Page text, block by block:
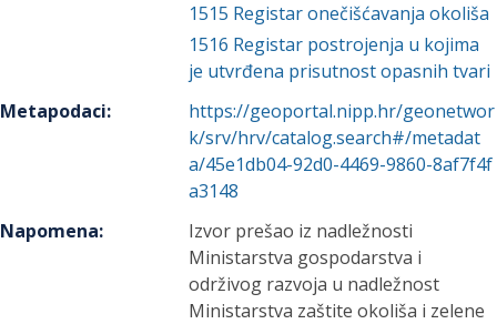
1515 Registar onečišćavanja okoliša
1516 Registar postrojenja u kojima
je utvrđena prisutnost opasnih tvari
Metapodaci:
https://geoportal.nipp.hr/geonetwor
k/srv/hrv/catalog.search#/metadat
a/45e1db04-92d0-4469-9860-8af7f4f
a3148
Napomena:
Izvor prešao iz nadležnosti
Ministarstva gospodarstva i
održivog razvoja u nadležnost
Ministarstva zaštite okoliša i zelene